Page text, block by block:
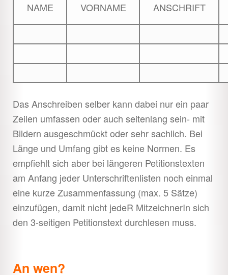
NAME VORNAME ANSCHRIFT
Das Anschreiben selber kann dabei nur ein paar
Zeilen umfassen oder auch seitenlang sein- mit
Bildern ausgeschmückt oder sehr sachlich. Bei
Länge und Umfang gibt es keine Normen. Es
empfiehlt sich aber bei längeren Petitionstexten
am Anfang jeder Unterschriftenlisten noch einmal
eine kurze Zusammenfassung (max. 5 Sätze)
einzufügen, damit nicht jedeR MitzeichnerIn sich
den 3-seitigen Petitionstext durchlesen muss.
An wen?